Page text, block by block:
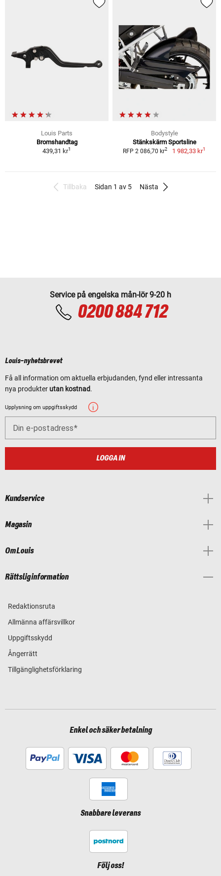
Louis Parts
Bromshandtag
439,31 kr1
Bodystyle
Stänkskärm Sportsline
RFP 2 086,70 kr2 1 982,33 kr1
Tillbaka Sidan 1 av 5 Nästa
Service på engelska mån-lör 9-20 h
0200 884 712
Louis-nyhetsbrevet
Få all information om aktuella erbjudanden, fynd eller intressanta
nya produkter utan kostnad.
Upplysning om uppgiftsskydd
Din e-postadress
LOGGA IN
Kundservice
Magasin
Om Louis
Rättslig information
Redaktionsruta
Allmänna affärsvillkor
Uppgiftsskydd
Ångerrätt
Tillgänglighetsförklaring
Enkel och säker betalning
Snabbare leverans
Följ oss!